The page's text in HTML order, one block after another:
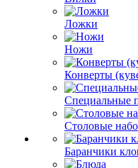
Ложки
Ножи
Конверты
Специальные
Столовые
Баранчики